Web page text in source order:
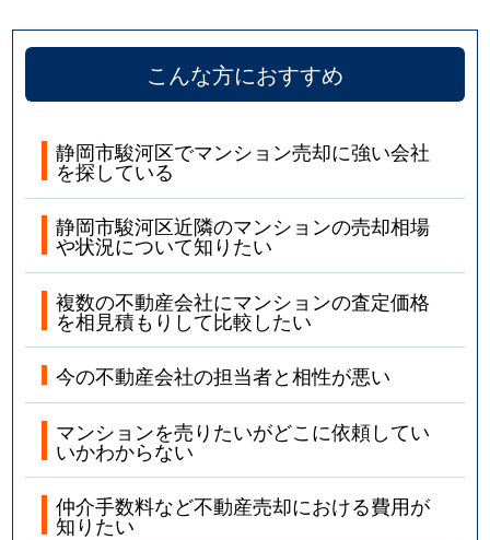
こんな方におすすめ
静岡市駿河区でマンション売却に強い会社
を探している
静岡市駿河区近隣のマンションの売却相場
や状況について知りたい
複数の不動産会社にマンションの査定価格
を相見積もりして比較したい
今の不動産会社の担当者と相性が悪い
マンションを売りたいがどこに依頼してい
いかわからない
仲介手数料など不動産売却における費用が
知りたい